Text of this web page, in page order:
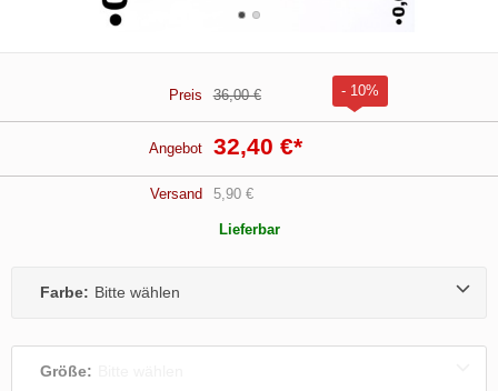
Preis 36,00 € - 10%
Angebot 32,40 €*
Versand 5,90 €
Lieferbar
Farbe: Bitte wählen
Größe: